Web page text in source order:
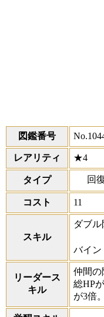
図鑑番号
レアリティ ★4
タイプ 回
コスト 11
スキル
ダブ
バイン
リーダース
キル
仲間の
総HP
が3倍。